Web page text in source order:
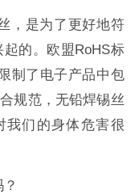
，是为了更好地符
的。欧盟RoHS标
制了电子产品中包
规范，无铅焊锡丝
我们的身体危害很